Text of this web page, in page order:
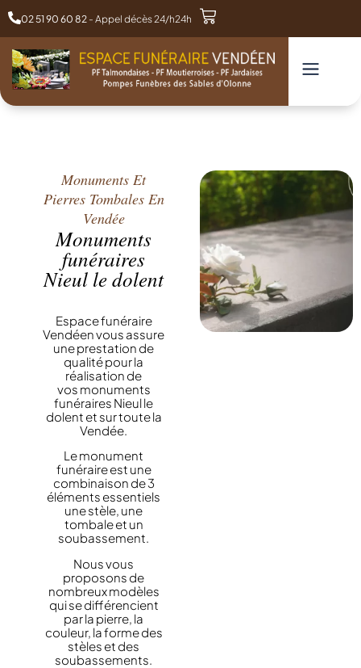
02 51 90 60 82 - Appel décès 24/h24h
Monuments Et
Pierres Tombales En
Vendée
Monuments
funéraires
Nieul le dolent
Espace funéraire
Vendéen vous assure
une prestation de
qualité pour la
réalisation de
vos monuments
funéraires Nieul le
dolent et sur toute la
Vendée.
Le monument
funéraire est une
combinaison de 3
éléments essentiels
une stèle, une
tombale et un
soubassement.
Nous vous
proposons de
nombreux modèles
qui se différencient
par la pierre, la
couleur, la forme des
stèles et des
soubassements.